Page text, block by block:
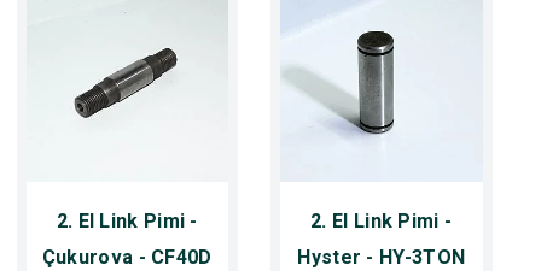
2. El Link Pimi -
Çukurova - CF40D
2. El Link Pimi -
Hyster - HY-3TON